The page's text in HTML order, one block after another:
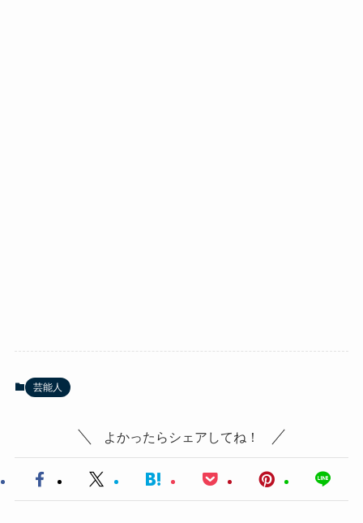
芸能人
よかったらシェアしてね！